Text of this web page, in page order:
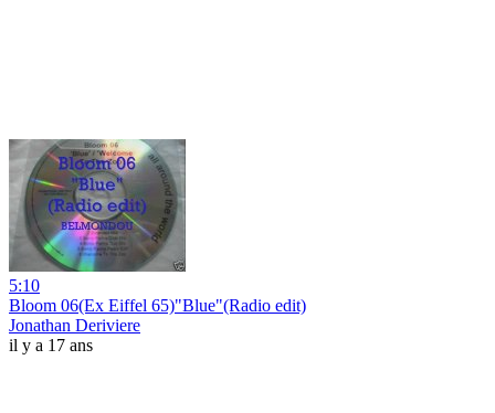
5:10
Bloom 06(Ex Eiffel 65)"Blue"(Radio edit)
Jonathan Deriviere
il y a 17 ans